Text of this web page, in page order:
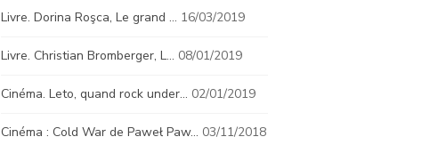
Livre. Dorina Roşca, Le grand … 16/03/2019
Livre. Christian Bromberger, L… 08/01/2019
Cinéma. Leto, quand rock under… 02/01/2019
Cinéma : Cold War de Paweł Paw… 03/11/2018